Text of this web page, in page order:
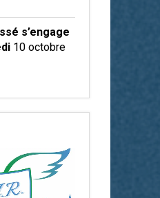
s’engage
10 octobre